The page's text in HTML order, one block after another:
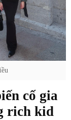
cố gia
rich kid